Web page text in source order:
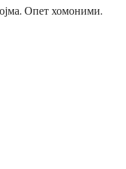
Опет хомоними.